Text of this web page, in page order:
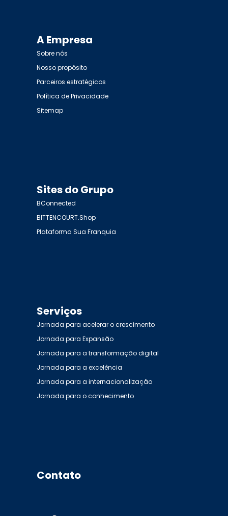
A Empresa
Sobre nós
Nosso propósito
Parceiros estratégicos
Política de Privacidade
Sitemap
Sites do Grupo
BConnected
BITTENCOURT.Shop
Plataforma Sua Franquia
Serviços
Jornada para acelerar o crescimento
Jornada para Expansão
Jornada para a transformação digital
Jornada para a excelência
Jornada para a internacionalização
Jornada para o conhecimento
Contato